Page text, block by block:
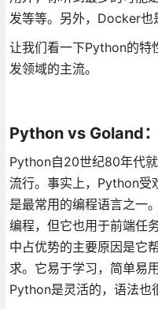
发等等。另外，Docker也
让我们看一下Python的特
发领域的主流。
Python vs Goland
Python自20世纪80年代
流行。事实上，Python受
是最常用的编程语言之一
编程，但它也用于前端任
中占优势的主要原因是它
求。它易于学习，简单易
Python是灵活的，语法也